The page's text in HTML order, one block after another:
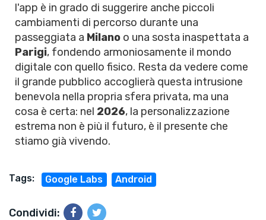
l'app è in grado di suggerire anche piccoli
cambiamenti di percorso durante una
passeggiata a Milano o una sosta inaspettata a
Parigi, fondendo armoniosamente il mondo
digitale con quello fisico. Resta da vedere come
il grande pubblico accoglierà questa intrusione
benevola nella propria sfera privata, ma una
cosa è certa: nel 2026, la personalizzazione
estrema non è più il futuro, è il presente che
stiamo già vivendo.
Tags: Google Labs Android
Condividi: